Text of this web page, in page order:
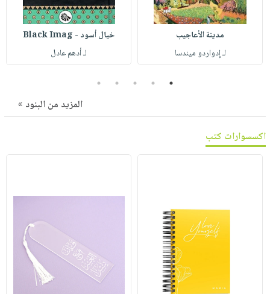
صابون
أطفال
مناسبات
فيديوهات
أسئلة
طرحها
وفرات
انشر
كتابك
عربة
نشرة
مدينة الأعاجيب
لـ إدواردو ميندسا
خيال أسود - Black Imag
لـ أدهم عادل
1
2
3
4
5
المزيد من البنود »
اكسسوارات كتب